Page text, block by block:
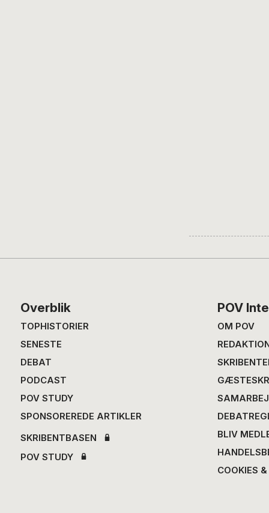
Footer
Overblik
TOPHISTORIER
SENESTE
DEBAT
PODCAST
POV STUDY
SPONSOREREDE ARTIKLER
SKRIBENTBASEN
POV STUDY
POV
OM POV
BLIV
COOKIES